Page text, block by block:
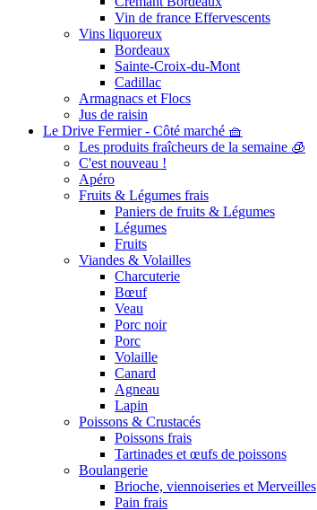
Vin de france Effervescents
Vins liquoreux
Bordeaux
Sainte-Croix-du-Mont
Cadillac
Armagnacs et Flocs
Jus de raisin
Le Drive Fermier - Côté marché 🧺
Les produits fraîcheurs de la semaine 🧊
C'est nouveau !
Apéro
Fruits & Légumes frais
Paniers de fruits & Légumes
Légumes
Fruits
Viandes & Volailles
Charcuterie
Bœuf
Veau
Porc noir
Porc
Volaille
Canard
Agneau
Lapin
Poissons & Crustacés
Poissons frais
Tartinades et œufs de poissons
Boulangerie
Brioche, viennoiseries et Merveilles
Pain frais